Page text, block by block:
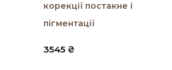
корекції постакне і
пігментації
3545 ₴